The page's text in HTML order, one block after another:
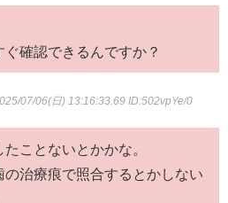
確認できるんですか？
07/06(日) 13:16:33.69 ID:502vpYe/0
ことないとかかな。
の治療痕で照合するとかしない